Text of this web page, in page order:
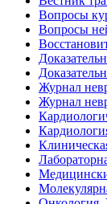
Вопросы
Вопросы
Журнал
Журнал